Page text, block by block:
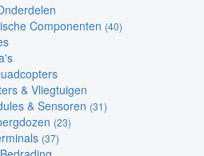
Componenten (40)
& Vliegtuigen
& Sensoren (31)
(23)
(37)